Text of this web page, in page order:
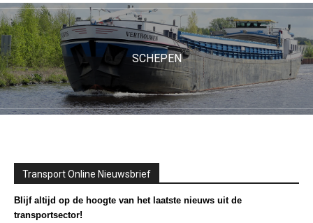
SCHEPEN
Transport Online Nieuwsbrief
Blijf altijd op de hoogte van het laatste nieuws uit de
transportsector!